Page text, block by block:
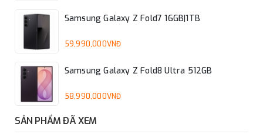
Samsung Galaxy Z Fold7 16GB|1TB
59,990,000VNĐ
Samsung Galaxy Z Fold8 Ultra 512GB
58,990,000VNĐ
SẢN PHẨM ĐÃ XEM